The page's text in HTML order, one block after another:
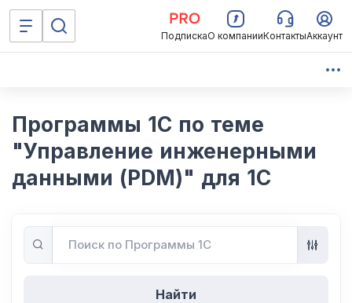
ПодпискаО компанииКонтактыАккаунт
Программы 1С по теме
"Управление инженерными
данными (PDM)" для 1С
Найти